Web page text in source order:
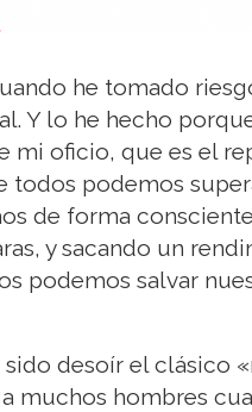
he tomado
Y lo he hecho
mi oficio, que es el
todos podemos
de forma
y sacando un
podemos salvar
desoír el clásico
muchos hombres